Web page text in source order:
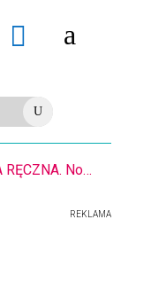
 a
U
REKLAMA